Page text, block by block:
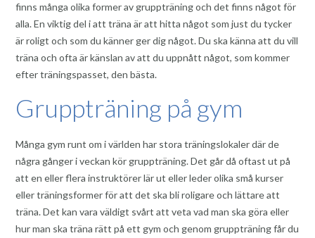
finns många olika former av gruppträning och det finns något för
alla. En viktig del i att träna är att hitta något som just du tycker
är roligt och som du känner ger dig något. Du ska känna att du vill
träna och ofta är känslan av att du uppnått något, som kommer
efter träningspasset, den bästa.
Gruppträning på gym
Många gym runt om i världen har stora träningslokaler där de
några gånger i veckan kör gruppträning. Det går då oftast ut på
att en eller flera instruktörer lär ut eller leder olika små kurser
eller träningsformer för att det ska bli roligare och lättare att
träna. Det kan vara väldigt svårt att veta vad man ska göra eller
hur man ska träna rätt på ett gym och genom gruppträning får du